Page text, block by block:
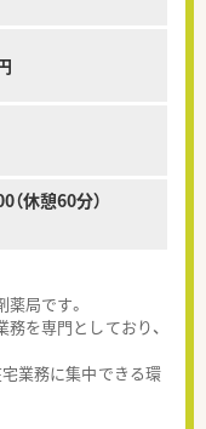
休憩60分）
局です。
を専門としており、
業務に集中できる環